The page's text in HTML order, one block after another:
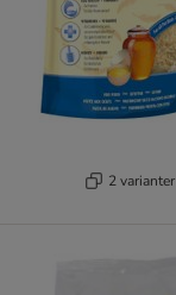
2 varianter